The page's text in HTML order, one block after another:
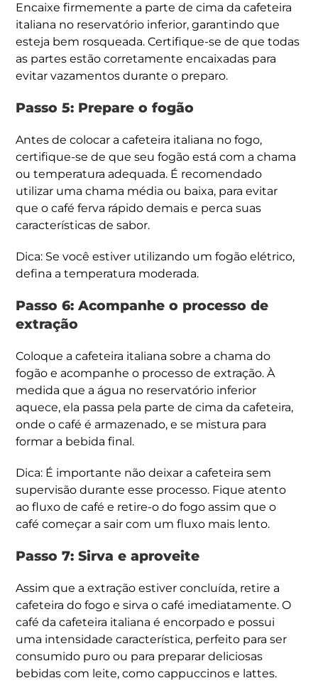
Encaixe firmemente a parte de cima da cafeteira
italiana no reservatório inferior, garantindo que
esteja bem rosqueada. Certifique-se de que todas
as partes estão corretamente encaixadas para
evitar vazamentos durante o preparo.
Passo 5: Prepare o fogão
Antes de colocar a cafeteira italiana no fogo,
certifique-se de que seu fogão está com a chama
ou temperatura adequada. É recomendado
utilizar uma chama média ou baixa, para evitar
que o café ferva rápido demais e perca suas
características de sabor.
Dica: Se você estiver utilizando um fogão elétrico,
defina a temperatura moderada.
Passo 6: Acompanhe o processo de
extração
Coloque a cafeteira italiana sobre a chama do
fogão e acompanhe o processo de extração. À
medida que a água no reservatório inferior
aquece, ela passa pela parte de cima da cafeteira,
onde o café é armazenado, e se mistura para
formar a bebida final.
Dica: É importante não deixar a cafeteira sem
supervisão durante esse processo. Fique atento
ao fluxo de café e retire-o do fogo assim que o
café começar a sair com um fluxo mais lento.
Passo 7: Sirva e aproveite
Assim que a extração estiver concluída, retire a
cafeteira do fogo e sirva o café imediatamente. O
café da cafeteira italiana é encorpado e possui
uma intensidade característica, perfeito para ser
consumido puro ou para preparar deliciosas
bebidas com leite, como cappuccinos e lattes.